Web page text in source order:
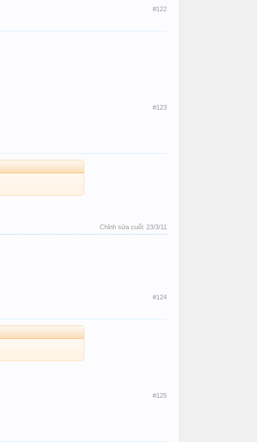
#122
#123
Chỉnh sửa cuối: 23/3/11
#124
#125